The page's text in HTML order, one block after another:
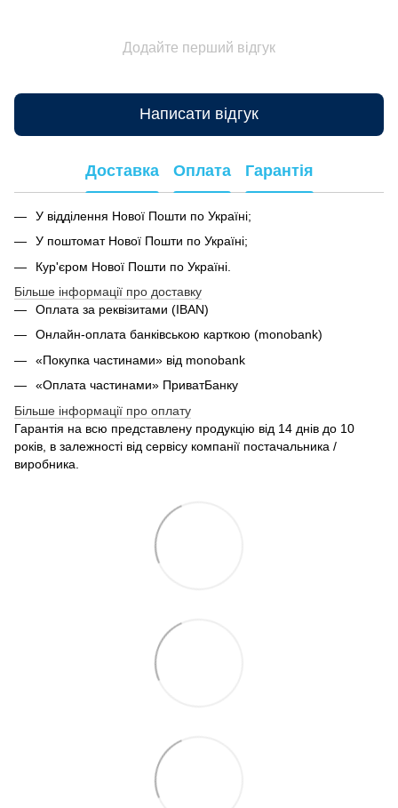
Додайте перший відгук
Написати відгук
Доставка Оплата Гарантія
У відділення Нової Пошти по Україні;
У поштомат Нової Пошти по Україні;
Кур'єром Нової Пошти по Україні.
Більше інформації про доставку
Оплата за реквізитами (IBAN)
Онлайн-оплата банківською карткою (monobank)
«Покупка частинами» від monobank
«Оплата частинами» ПриватБанку
Більше інформації про оплату
Гарантія на всю представлену продукцію від 14 днів до 10
років, в залежності від сервісу компанії постачальника /
виробника.